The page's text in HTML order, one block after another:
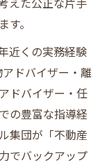
えた公正な片手
。
近くの実務経験
ドバイザー・離
ドバイザー・任
の豊富な指導経
集団が「不動産
でバックアップ